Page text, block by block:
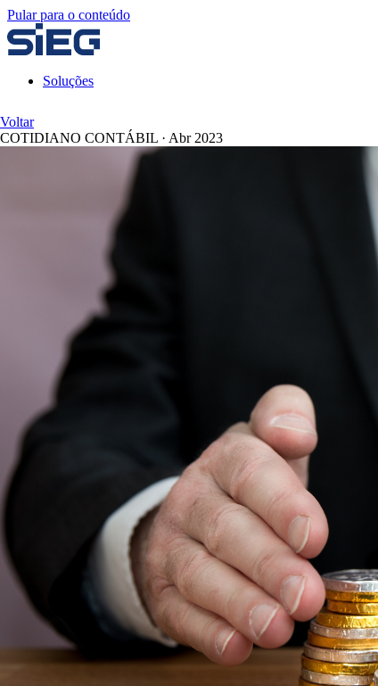
Pular para o conteúdo
Soluções
Voltar
COTIDIANO CONTÁBIL · Abr 2023